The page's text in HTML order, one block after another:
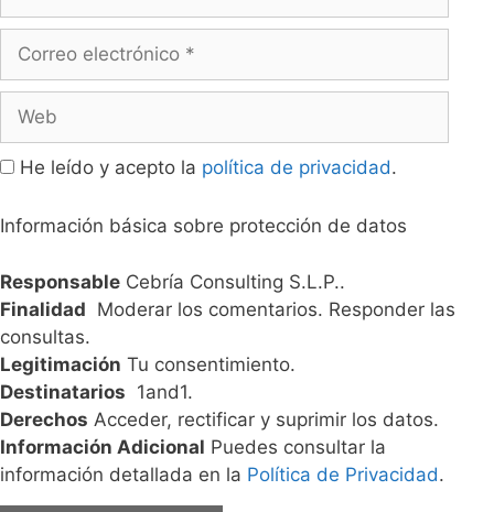
He leído y acepto la política de privacidad.
Información básica sobre protección de datos
Responsable Cebría Consulting S.L.P..
Finalidad Moderar los comentarios. Responder las
consultas.
Legitimación Tu consentimiento.
Destinatarios 1and1.
Derechos Acceder, rectificar y suprimir los datos.
Información Adicional Puedes consultar la
información detallada en la Política de Privacidad.